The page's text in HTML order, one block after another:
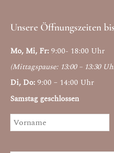
Unsere Öffnungszeiten
Mo, Mi, Fr:9:00- 18:00 Uhr
(Mittagspause: 13:00 – 13:30
Di, Do:9:00 – 14:00 Uhr
Samstag geschlossen